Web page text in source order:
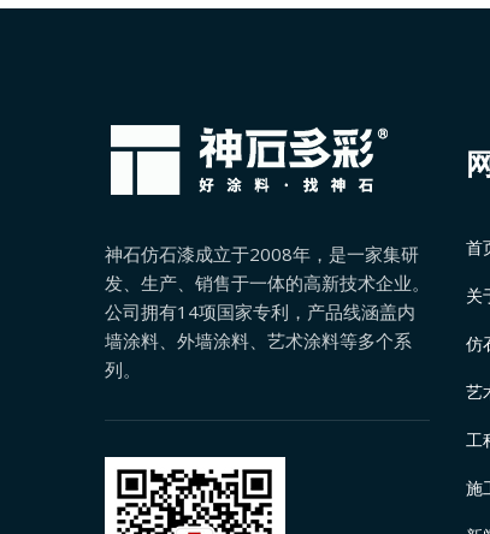
神石仿石漆成立于2008年，是一家集研
发、生产、销售于一体的高新技术企业。
公司拥有14项国家专利，产品线涵盖内
墙涂料、外墙涂料、艺术涂料等多个系
列。
首
关
仿
艺
工
施